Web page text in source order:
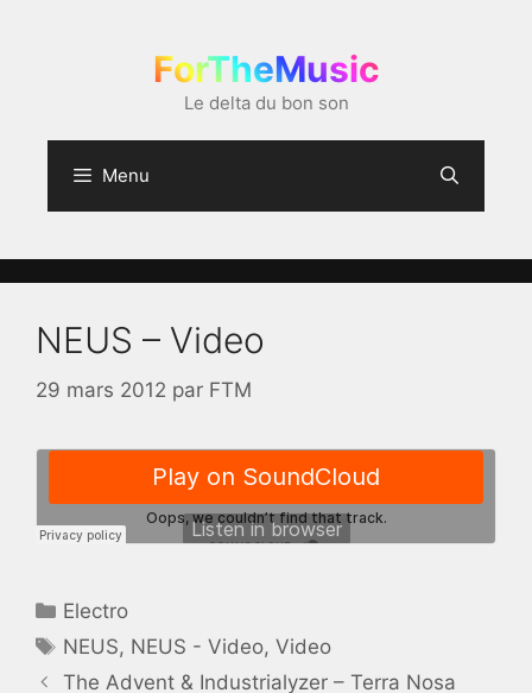
ForTheMusic
Le delta du bon son
Menu
NEUS – Video
29 mars 2012 par FTM
Catégories
Electro
Étiquettes
NEUS, NEUS - Video,Video
The Advent & Industrialyzer – Terra Nosa